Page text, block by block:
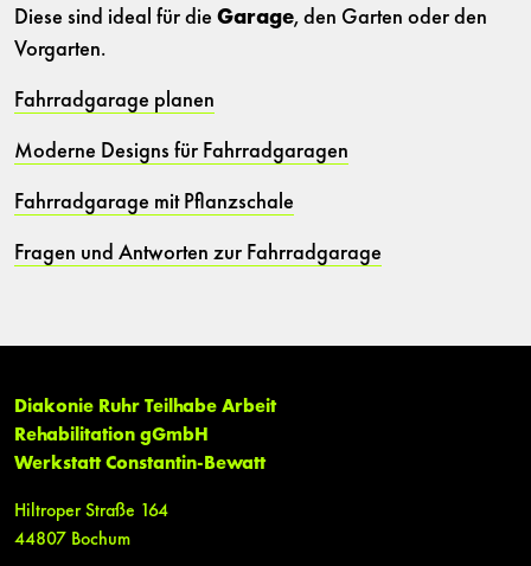
Diese sind ideal für die Garage, den Garten oder den
Vorgarten.
Fahrradgarage planen
Moderne Designs für Fahrradgaragen
Fahrradgarage mit Pflanzschale
Fragen und Antworten zur Fahrradgarage
Diakonie Ruhr Teilhabe Arbeit
Rehabilitation gGmbH
Werkstatt Constantin-Bewatt
Hiltroper Straße 164
44807 Bochum